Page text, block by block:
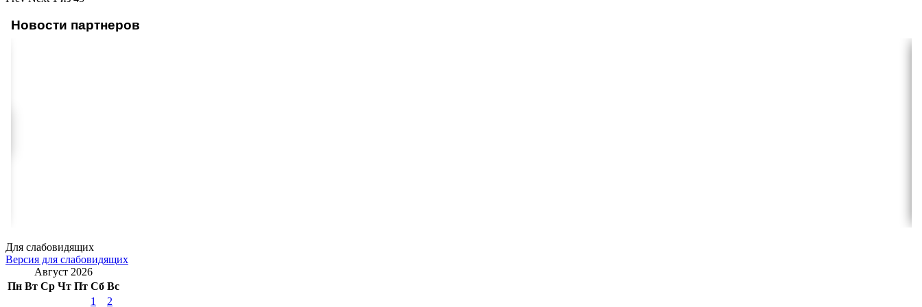
Новости партнеров
Для слабовидящих
Версия для слабовидящих
Август 2026
Пн Вт Ср Чт Пт Сб Вс
1
2